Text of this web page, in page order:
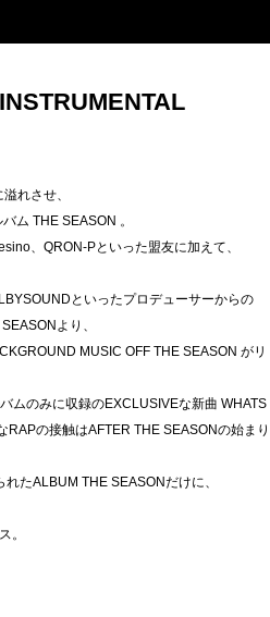
れさせ、
ム THE SEASON 。
、QRON-Pといった盟友に加えて、
といったプロデューサーからの
より、
MUSIC OFF THE SEASON がリ
ムのみに収録のEXCLUSIVEな新曲 WHATS
の接触はAFTER THE SEASONの始まり
たALBUM THE SEASONだけに、
。